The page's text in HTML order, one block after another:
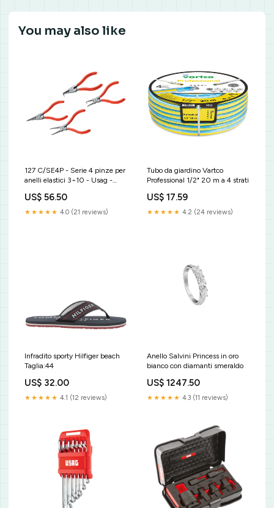
You may also like
127 C/SE4P - Serie 4 pinze per
anelli elastici 3÷10 - Usag -
Cricchetto
US$ 56.50
★★★★★ 4.0 (21 reviews)
Tubo da giardino Vartco
Professional 1/2" 20 m a 4 strati
US$ 17.59
★★★★★ 4.2 (24 reviews)
Infradito sporty Hilfiger beach
Taglia:44
US$ 32.00
★★★★★ 4.1 (12 reviews)
Anello Salvini Princess in oro
bianco con diamanti smeraldo
US$ 1247.50
★★★★★ 4.3 (11 reviews)